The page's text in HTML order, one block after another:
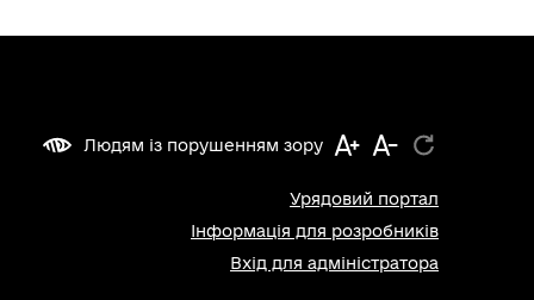
Людям із порушенням зору
Урядовий портал
Інформація для розробників
Вхід для адміністратора